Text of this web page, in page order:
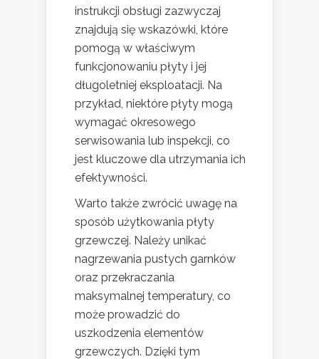
instrukcji obsługi zazwyczaj
znajdują się wskazówki, które
pomogą w właściwym
funkcjonowaniu płyty i jej
długoletniej eksploatacji. Na
przykład, niektóre płyty mogą
wymagać okresowego
serwisowania lub inspekcji, co
jest kluczowe dla utrzymania ich
efektywności.
Warto także zwrócić uwagę na
sposób użytkowania płyty
grzewczej. Należy unikać
nagrzewania pustych garnków
oraz przekraczania
maksymalnej temperatury, co
może prowadzić do
uszkodzenia elementów
grzewczych. Dzięki tym